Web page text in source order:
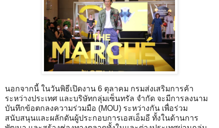
นอกจากนี้ ในวันพิธีเปิดงาน 6 ตุลาคม กรมส่งเสริมการค้า
ระหว่างประเทศ และบริษัทกลุ่มเซ็นทรัล จำกัด จะมีการลงนาม
บันทึกข้อตกลงความร่วมมือ (MOU) ระหว่างกัน เพื่อร่วม
สนับสนุนและผลักดันผู้ประกอบการเอสเอ็มอี ทั้งในด้านการ